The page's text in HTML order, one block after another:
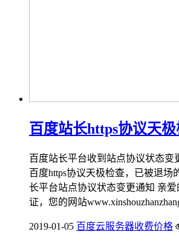
百度站长https协议天
百度站长平台收到站点协议状态变
百度https协议天极检查，已被退场
长平台站点协议状态变更通知 亲
证，您的网站
2019-01-05 百度云服务器收费价格